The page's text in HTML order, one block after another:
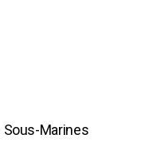
Sous-Marines